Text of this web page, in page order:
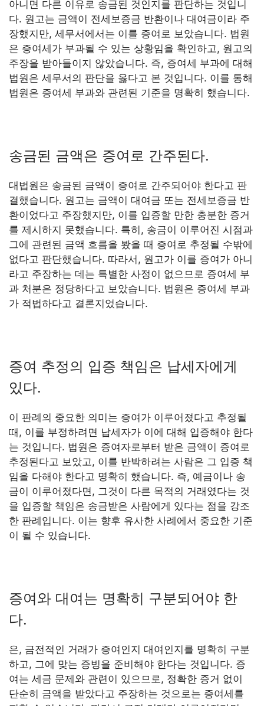
아니면 다른 이유로 송금된 것인지를 판단하는 것입니
다. 원고는 금액이 전세보증금 반환이나 대여금이라 주
장했지만, 세무서에서는 이를 증여로 보았습니다. 법원
은 증여세가 부과될 수 있는 상황임을 확인하고, 원고의
주장을 받아들이지 않았습니다. 즉, 증여세 부과에 대해
법원은 세무서의 판단을 옳다고 본 것입니다. 이를 통해
법원은 증여세 부과와 관련된 기준을 명확히 했습니다.
송금된 금액은 증여로 간주된다.
대법원은 송금된 금액이 증여로 간주되어야 한다고 판
결했습니다. 원고는 금액이 대여금 또는 전세보증금 반
환이었다고 주장했지만, 이를 입증할 만한 충분한 증거
를 제시하지 못했습니다. 특히, 송금이 이루어진 시점과
그에 관련된 금액 흐름을 봤을 때 증여로 추정될 수밖에
없다고 판단했습니다. 따라서, 원고가 이를 증여가 아니
라고 주장하는 데는 특별한 사정이 없으므로 증여세 부
과 처분은 정당하다고 보았습니다. 법원은 증여세 부과
가 적법하다고 결론지었습니다.
증여 추정의 입증 책임은 납세자에게
있다.
이 판례의 중요한 의미는 증여가 이루어졌다고 추정될
때, 이를 부정하려면 납세자가 이에 대해 입증해야 한다
는 것입니다. 법원은 증여자로부터 받은 금액이 증여로
추정된다고 보았고, 이를 반박하려는 사람은 그 입증 책
임을 다해야 한다고 명확히 했습니다. 즉, 예금이나 송
금이 이루어졌다면, 그것이 다른 목적의 거래였다는 것
을 입증할 책임은 송금받은 사람에게 있다는 점을 강조
한 판례입니다. 이는 향후 유사한 사례에서 중요한 기준
이 될 수 있습니다.
증여와 대여는 명확히 구분되어야 한
다.
은, 금전적인 거래가 증여인지 대여인지를 명확히 구분
하고, 그에 맞는 증빙을 준비해야 한다는 것입니다. 증
여는 세금 문제와 관련이 있으므로, 정확한 증거 없이
단순히 금액을 받았다고 주장하는 것으로는 증여세를